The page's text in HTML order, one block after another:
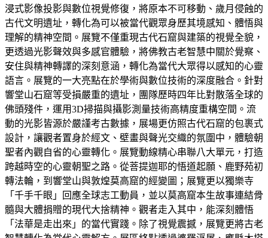
浸式影像投影與數位視覺修復，將原本不可移動、歲月侵蝕的
古代文明遺址，轉化為可以被當代觀眾身歷其境感知、體悟與
理解的精神空間。展覽不僅重現古代石窟與建築的視覺全貌，
更透過光影聲效與多感官體驗，將佛教古老智慧中關於覺察、
安住與精神轉譯的深刻意涵，轉化為當代大眾得以感知的心靈
語言。展覽的一大亮點在於學術與數位技術的深度融合。針對
響堂山石窟等受損嚴重的遺址，團隊歷時四年比對散落全球的
佛頭殘件，運用3D掃描與攝影測量技術高精度重構空間。流
動的光影皆源於嚴謹考古數據，展場更仿照古代石窟的包裹式
設計，讓觀者置身於經文、壁畫與聲光交織的氛圍中，體驗朝
聖者內觀自省的心靈轉化。展覽動線精心串聯八大單元，打造
跨越時空的心靈朝聖之路。從菩提迦耶的悟道起願、鹿野苑初
轉法輪，到響堂山與敦煌莫高窟的經變圖；展覽更以獨樂寺
「千手千眼」回應全球志工動員，並以莫高窟本生故事連結骨
髓與大體捐贈的現代大捨精神。觀者走入其中，能深刻體悟
「法華是走出來」的當代實踐。除了視覺震撼，展覽更將古老